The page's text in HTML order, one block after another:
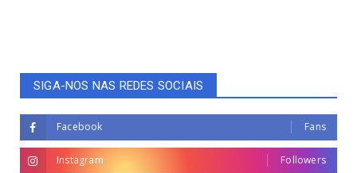
SIGA-NOS NAS REDES SOCIAIS
Facebook Fans
Instagram Followers